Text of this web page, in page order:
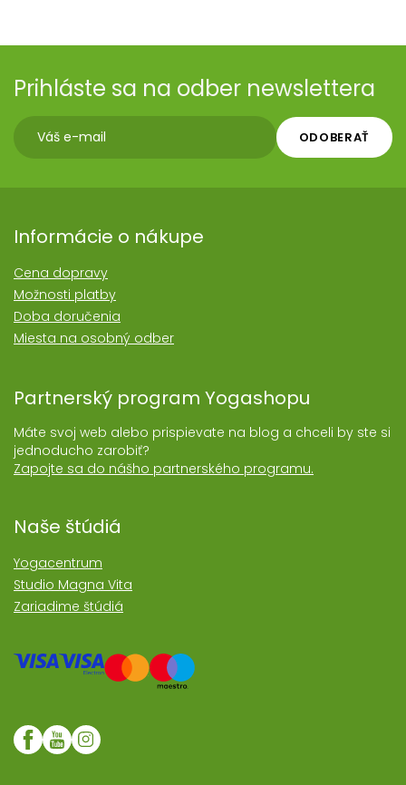
Prihláste sa na odber newslettera
ODOBERAŤ
Informácie o nákupe
Cena dopravy
Možnosti platby
Doba doručenia
Miesta na osobný odber
Partnerský program Yogashopu
Máte svoj web alebo prispievate na blog a chceli by ste si
jednoducho zarobiť?
Zapojte sa do nášho partnerského programu.
Naše štúdiá
Yogacentrum
Studio Magna Vita
Zariadime štúdiá